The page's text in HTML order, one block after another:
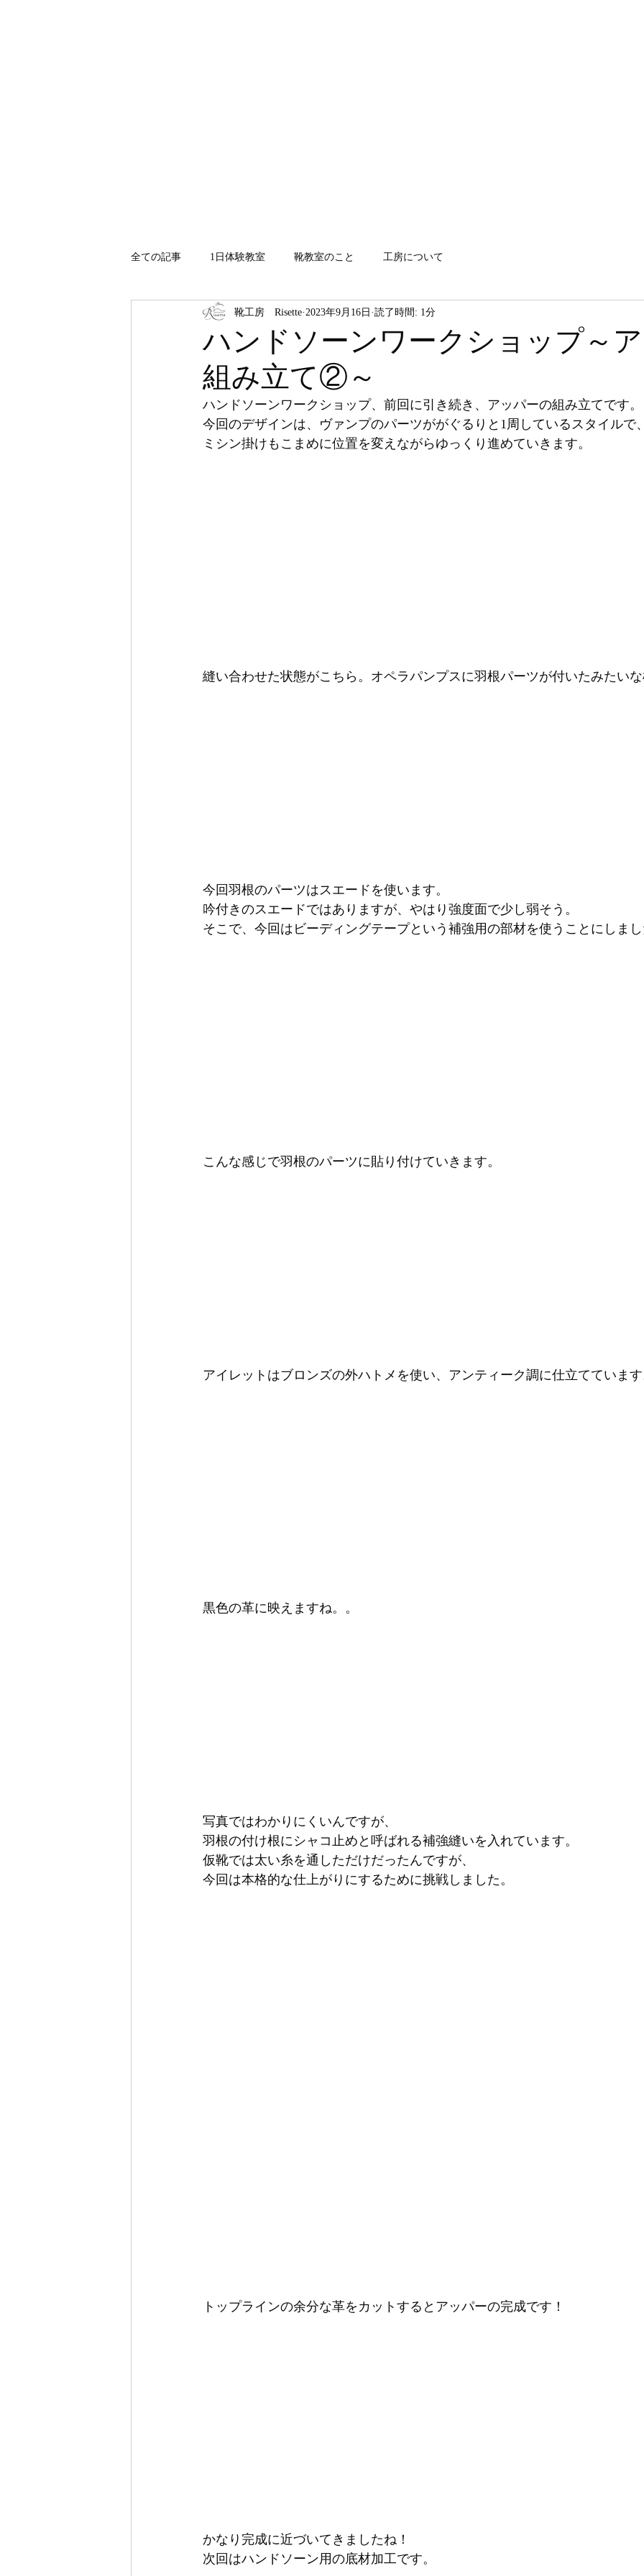
全ての記事 1日体験教室 靴教室のこと 工房について
ハンドソーンワークショップ～
組み立て②～
靴工房 Risette 2023年9月16日 読了時間: 1分
ハンドソーンワークショップ、前回に引き続き、アッパーの組み立てです。
今回のデザインは、ヴァンプのパーツががぐるりと1周しているスタイルで
ミシン掛けもこまめに位置を変えながらゆっくり進めていきます。
縫い合わせた状態がこちら。オペラパンプスに羽根パーツが付いたみたい
今回羽根のパーツはスエードを使います。
吟付きのスエードではありますが、やはり強度面で少し弱そう。
そこで、今回はビーディングテープという補強用の部材を使うことにしま
こんな感じで羽根のパーツに貼り付けていきます。
アイレットはブロンズの外ハトメを使い、アンティーク調に仕立てていま
黒色の革に映えますね。。
写真ではわかりにくいんですが、
羽根の付け根にシャコ止めと呼ばれる補強縫いを入れています。
仮靴では太い糸を通しただけだったんですが、
今回は本格的な仕上がりにするために挑戦しました。
トップラインの余分な革をカットするとアッパーの完成です！
かなり完成に近づいてきましたね！
次回はハンドソーン用の底材加工です。